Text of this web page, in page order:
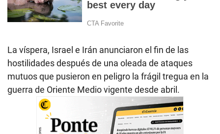
La víspera, Israel e Irán anunciaron el fin de las
hostilidades después de una oleada de ataques
mutuos que pusieron en peligro la frágil tregua en la
guerra de Oriente Medio vigente desde abril.